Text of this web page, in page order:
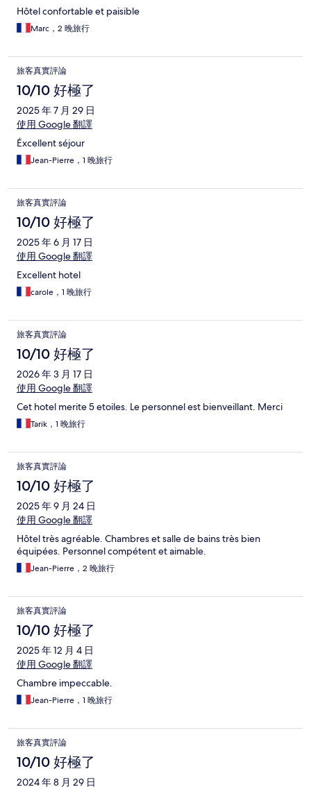
Hôtel confortable et paisible
Marc，2 晚旅行
旅客真實評論
10/10 好極了
2025 年 7 月 29 日
使用 Google 翻譯
Éxcellent séjour
Jean-Pierre，1 晚旅行
旅客真實評論
10/10 好極了
2025 年 6 月 17 日
使用 Google 翻譯
Excellent hotel
carole，1 晚旅行
旅客真實評論
10/10 好極了
2026 年 3 月 17 日
使用 Google 翻譯
Cet hotel merite 5 etoiles. Le personnel est bienveillant. Merci
Tarik，1 晚旅行
旅客真實評論
10/10 好極了
2025 年 9 月 24 日
使用 Google 翻譯
Hôtel très agréable. Chambres et salle de bains très bien
équipées. Personnel compétent et aimable.
Jean-Pierre，2 晚旅行
旅客真實評論
10/10 好極了
2025 年 12 月 4 日
使用 Google 翻譯
Chambre impeccable.
Jean-Pierre，1 晚旅行
旅客真實評論
10/10 好極了
2024 年 8 月 29 日